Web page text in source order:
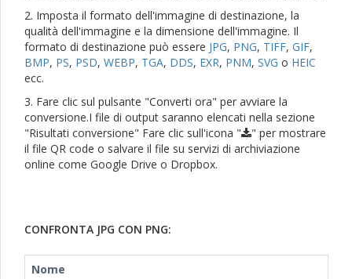
2. Imposta il formato dell'immagine di destinazione, la
qualità dell'immagine e la dimensione dell'immagine. Il
formato di destinazione può essere JPG, PNG, TIFF, GIF,
BMP, PS, PSD, WEBP, TGA, DDS, EXR, PNM, SVG o HEIC
ecc.
3. Fare clic sul pulsante "Converti ora" per avviare la
conversione.I file di output saranno elencati nella sezione
"Risultati conversione" Fare clic sull'icona "
" per mostrare
il file QR code o salvare il file su servizi di archiviazione
online come Google Drive o Dropbox.
CONFRONTA JPG CON PNG:
Nome